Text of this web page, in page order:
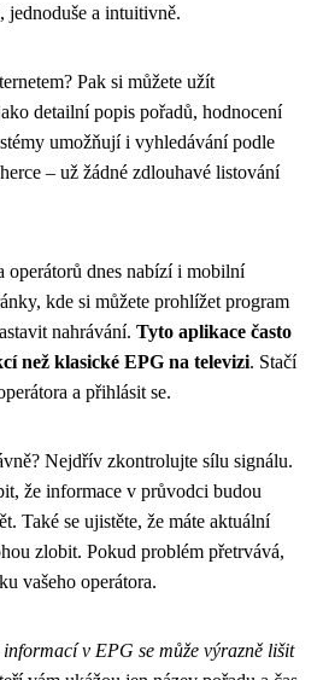
jednoduše a intuitivně.
Pak si můžete užít
detailní popis pořadů, hodnocení
umožňují i vyhledávání podle
– už žádné zdlouhavé listování
operátorů dnes nabízí i mobilní
kde si můžete prohlížet program
nahrávání. Tyto aplikace často
než klasické EPG na televizi. Stačí
a přihlásit se.
Nejdřív zkontrolujte sílu signálu.
že informace v průvodci budou
Také se ujistěte, že máte aktuální
zlobit. Pokud problém přetrvává,
vašeho operátora.
v EPG se může výrazně lišit